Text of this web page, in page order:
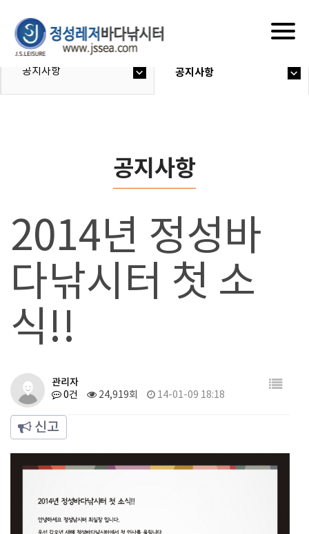
공지사항 공지사항
공지사항
2014년 정성바
다낚시터 첫 소
식!!
관리자
0건 24,919회 14-01-09 18:18
신고